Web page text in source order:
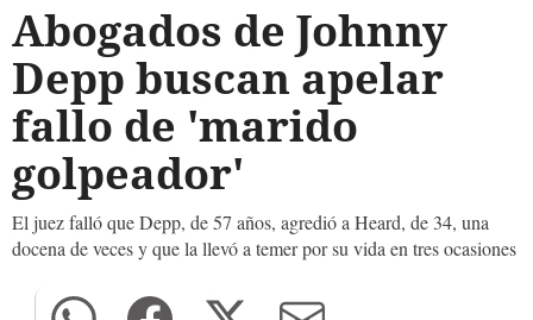
Abogados de Johnny
Depp buscan apelar
fallo de 'marido
golpeador'
El juez falló que Depp, de 57 años, agredió a Heard, de 34, una
docena de veces y que la llevó a temer por su vida en tres ocasiones